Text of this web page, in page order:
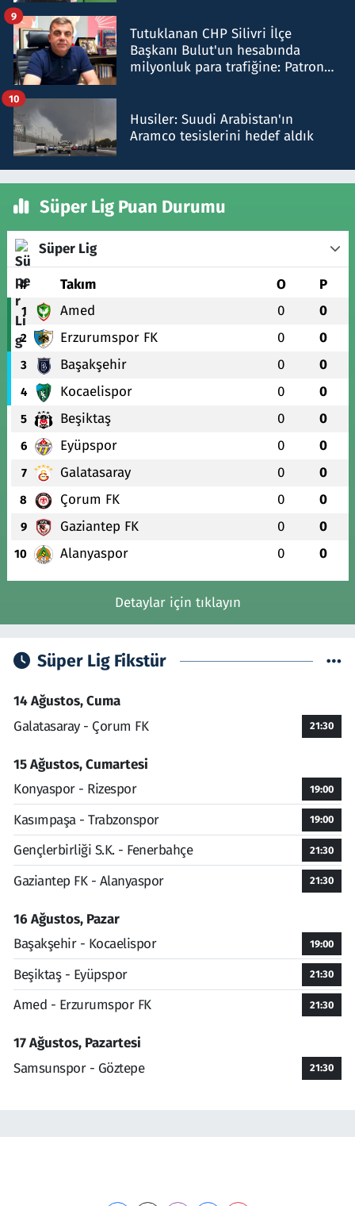
Tutuklanan CHP Silivri İlçe
Başkanı Bulut'un hesabında
milyonluk para trafiğine: Patron
9
Husiler: Suudi Arabistan'ın
Aramco tesislerini hedef aldık
10
Süper Lig Puan Durumu
Süper Lig
# Takım O P
1 Amed 0 0
2 Erzurumspor FK 0 0
3 Başakşehir 0 0
4 Kocaelispor 0 0
5 Beşiktaş 0 0
6 Eyüpspor 0 0
7 Galatasaray 0 0
8 Çorum FK 0 0
9 Gaziantep FK 0 0
10 Alanyaspor 0 0
Detaylar için tıklayın
Süper Lig Fikstür
14 Ağustos, Cuma
Galatasaray - Çorum FK
21:30
15 Ağustos, Cumartesi
Konyaspor - Rizespor
19:00
Kasımpaşa - Trabzonspor 19:00
Gençlerbirliği S.K. - Fenerbahçe 21:30
Gaziantep FK - Alanyaspor 21:30
16 Ağustos, Pazar
Başakşehir - Kocaelispor
19:00
Beşiktaş - Eyüpspor 21:30
Amed - Erzurumspor FK 21:30
17 Ağustos, Pazartesi
Samsunspor - Göztepe
21:30